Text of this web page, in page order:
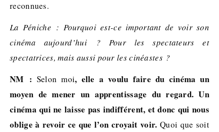
reconnues.
La Péniche : Pourquoi est-ce important de voir son
cinéma aujourd’hui ? Pour les spectateurs et
spectatrices, mais aussi pour les cinéastes ?
NM : Selon moi, elle a voulu faire du cinéma un
moyen de mener un apprentissage du regard. Un
cinéma qui ne laisse pas indifférent, et donc qui nous
oblige à revoir ce que l’on croyait voir. Quoi que soit